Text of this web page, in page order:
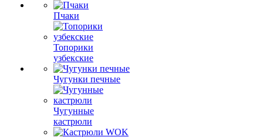
Пчаки
Топорики
узбекские
Чугунки печные
Чугунные
кастрюли